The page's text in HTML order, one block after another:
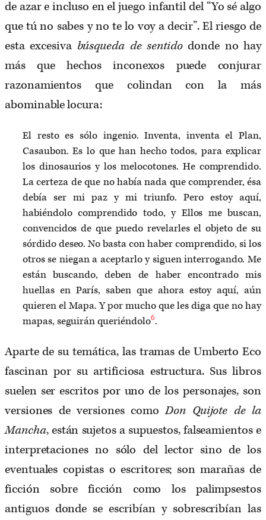
de azar e incluso en el juego infantil del “Yo sé algo
que tú no sabes y no te lo voy a decir”. El riesgo de
esta excesiva búsqueda de sentidodonde no hay
más que hechos inconexos puede conjurar
razonamientos que colindan con la más
abominable locura:
El resto es sólo ingenio. Inventa, inventa el Plan,
Casaubon. Es lo que han hecho todos, para explicar
los dinosaurios y los melocotones. He comprendido.
La certeza de que no había nada que comprender, ésa
debía ser mi paz y mi triunfo. Pero estoy aquí,
habiéndolo comprendido todo, y Ellos me buscan,
convencidos de que puedo revelarles el objeto de su
sórdido deseo. No basta con haber comprendido, si los
otros se niegan a aceptarlo y siguen interrogando. Me
están buscando, deben de haber encontrado mis
huellas en París, saben que ahora estoy aquí, aún
quieren el Mapa. Y por mucho que les diga que no hay
mapas, seguirán queriéndolo6.
Aparte de su temática, las tramas de Umberto Eco
fascinan por su artificiosa estructura. Sus libros
suelen ser escritos por uno de los personajes, son
versiones de versiones comoDon Quijote de la
Mancha, están sujetos a supuestos, falseamientos e
interpretaciones no sólo del lector sino de los
eventuales copistas o escritores; son marañas de
ficción sobre ficción como los palimpsestos
antiguos donde se escribían y sobrescribían las